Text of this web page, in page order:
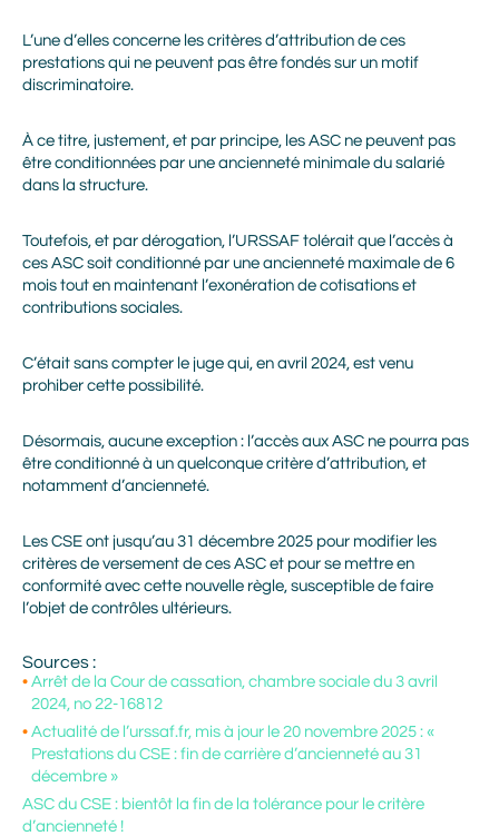
L’une d’elles concerne les critères d’attribution de ces
prestations qui ne peuvent pas être fondés sur un motif
discriminatoire.
À ce titre, justement, et par principe, les ASC ne peuvent pas
être conditionnées par une ancienneté minimale du salarié
dans la structure.
Toutefois, et par dérogation, l’URSSAF tolérait que l’accès à
ces ASC soit conditionné par une ancienneté maximale de 6
mois tout en maintenant l’exonération de cotisations et
contributions sociales.
C’était sans compter le juge qui, en avril 2024, est venu
prohiber cette possibilité.
Désormais, aucune exception : l’accès aux ASC ne pourra pas
être conditionné à un quelconque critère d’attribution, et
notamment d’ancienneté.
Les CSE ont jusqu’au 31 décembre 2025 pour modifier les
critères de versement de ces ASC et pour se mettre en
conformité avec cette nouvelle règle, susceptible de faire
l’objet de contrôles ultérieurs.
Sources :
Arrêt de la Cour de cassation, chambre sociale du 3 avril
2024, no 22-16812
Actualité de l’urssaf.fr, mis à jour le 20 novembre 2025 : «
Prestations du CSE : fin de carrière d’ancienneté au 31
décembre »
ASC du CSE : bientôt la fin de la tolérance pour le critère
d’ancienneté !
Prénom
Nom